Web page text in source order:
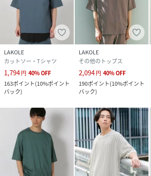
LAKOLE
カットソー・Tシャツ
1,794円 40%OFF
163ポイント(10%ポイント
バック)
LAKOLE
その他のトップス
2,094円 40%OFF
190ポイント(10%ポイント
バック)